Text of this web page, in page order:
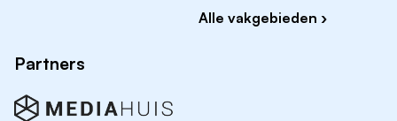
Werken aan uitdagende en architectonisch
gerenoveerde voormalige kerk;
Alle vakgebieden ›
Partners